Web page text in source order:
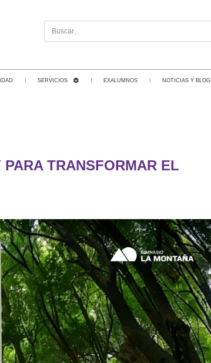
SERVICIOS EXALUMNOS NOTICIAS Y BLOG
TRANSFORMAR EL